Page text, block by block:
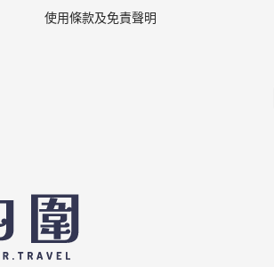
使用條款及免責聲明